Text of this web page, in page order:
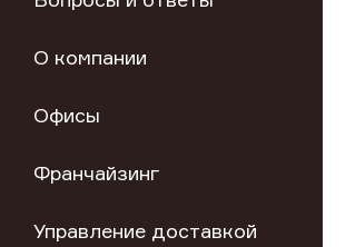
О компании
Офисы
Франчайзинг
Управление доставкой